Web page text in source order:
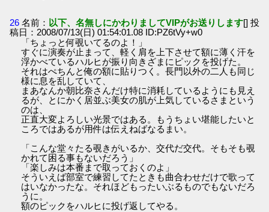
26 名前： 以下、名無しにかわりましてVIPがお送りします[] 投
稿日：2008/07/13(日) 01:54:01.08 ID:PZ6tVy+w0
「ちょっと何覗いてるのよ！」
すぐに演奏が止まって、軽く肩を上下させて額に薄く汗を
浮かべているハルヒが振り向きざまにピックを投げた。
それはぺちんと俺の額に貼りつく。長門以外の二人も同じ
様に息を乱していて、
まあなんか朝比奈さんだけ特に消耗しているようにも見え
るが、とにかく居並ぶ美女の肌が上気しているさまという
のは、
正直大変よろしい光景ではある。もうちょい堪能したいと
ころではあるが用件は伝えねばなるまい。
「こんな堂々たる覗きがいるか、交代だ交代。そもそも覗
かれて困る事もないだろう」
「楽しみは本番まで取っておくのよ」
そういえば部室で練習してたときも曲合わせだけで歌って
はいなかったな。それほどもったいぶるものでもないだろ
うに。
額のピックをハルヒに投げ返してやる。